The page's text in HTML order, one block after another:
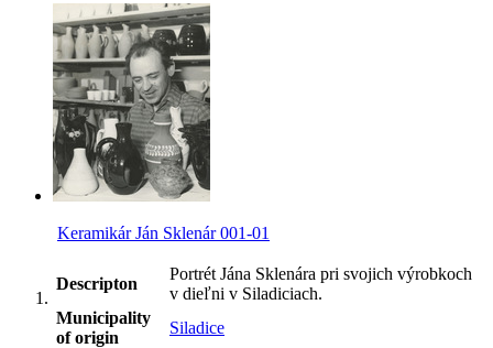
Keramikár Ján Sklenár 001-01
Descripton
Portrét Jána Sklenára pri svojich výrobkoch
v dieľni v Siladiciach.
Municipality
of origin
Siladice